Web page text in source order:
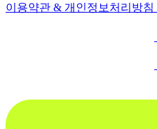
이용약관 & 개인정보처리방침